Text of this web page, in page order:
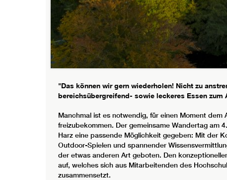
"Das können wir gern wiederholen! Nicht zu
bereichsübergreifend- sowie leckeres Essen zum
Manchmal ist es notwendig, für einen Moment
freizubekommen. Der gemeinsame Wandertag am
Harz eine passende Möglichkeit gegeben: Mit der
Outdoor-Spielen und spannender
der etwas anderen Art geboten. Den
auf, welches sich aus Mitarbeitenden des
zusammensetzt.